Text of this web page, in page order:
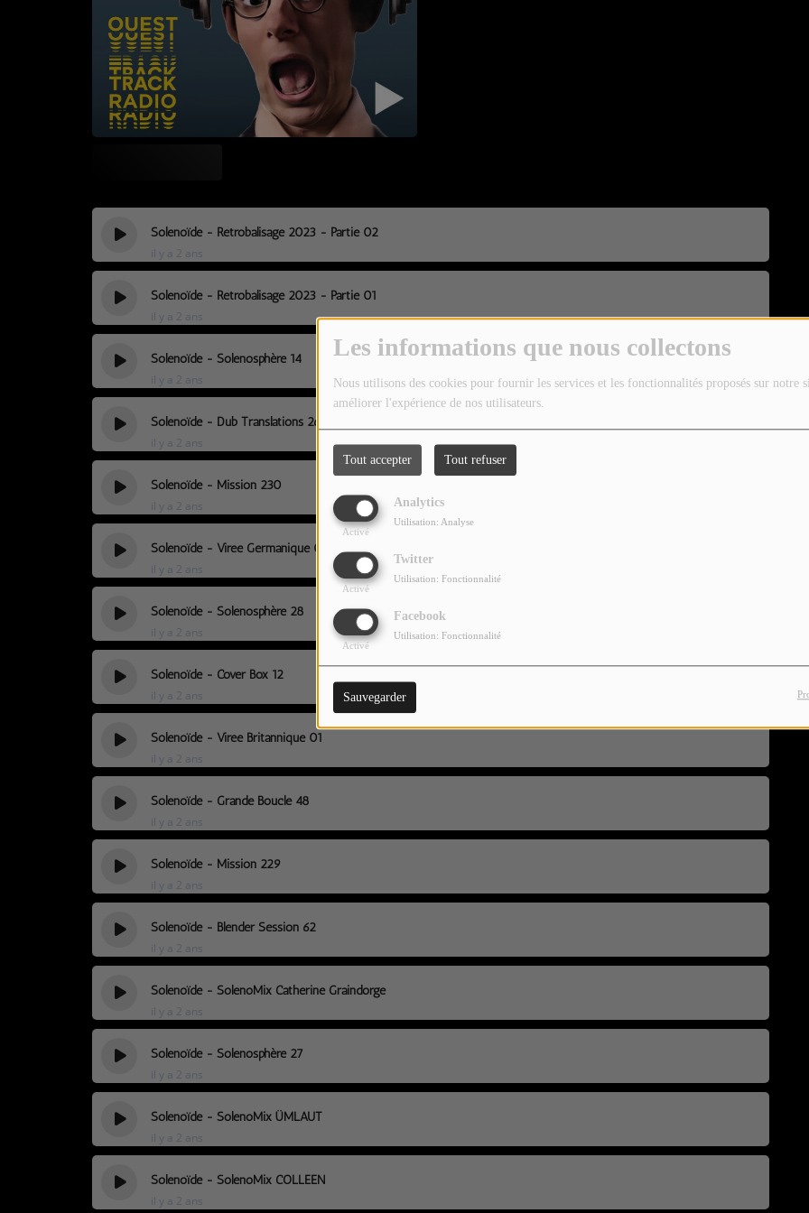
Les informations que nous collectons
Nous utilisons des cookies pour fournir les services et les fonctionnalités proposés sur notre
améliorer l'expérience de nos utilisateurs.
Tout accepter Tout refuser
Analytics
Activé
Utilisation: Analyse
Twitter
Activé
Utilisation: Fonctionnalité
Facebook
Activé
Utilisation: Fonctionnalité
Sauvegarder
TOUTES LES ÉMISSIONS
TOUS LES PODCASTS
C'EST QUOI CETTE RADIO ?
LA BOUTIQUE
PARTICIPEZ
LE T'CHAT
CONTACTEZ-NOUS !
Solénoïde - Rétrobalisage 2023 - Partie 02
il y a 2 ans
Solénoïde - Rétrobalisage 2023 - Partie 01
il y a 2 ans
Solénoïde - Solénosphère 14
il y a 2 ans
Solénoïde - Dub Translations 26
il y a 2 ans
Solénoïde - Mission 230
il y a 2 ans
Solénoïde - Virée Germanique 01
il y a 2 ans
Solénoïde - Solénosphère 28
il y a 2 ans
Solénoïde - Cover Box 12
il y a 2 ans
Solénoïde - Virée Britannique 01
il y a 2 ans
Solénoïde - Grande Boucle 48
il y a 2 ans
Solénoïde - Mission 229
il y a 2 ans
Solénoïde - Blender Session 62
il y a 2 ans
Solénoïde - SolénoMix Catherine Graindorge
il y a 2 ans
Solénoïde - Solénosphère 27
il y a 2 ans
Solénoïde - SolénoMix ÜMLAUT
il y a 2 ans
Solénoïde - SolénoMix COLLEEN
il y a 2 ans